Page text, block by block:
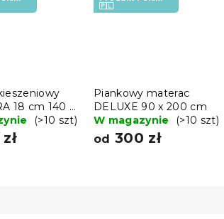
18 cm 140 x
(>10 szt)
🇵🇱
Piankowy materac
DELUXE 90 x 200 cm
W magazynie
(>10 szt)
od 300 zł